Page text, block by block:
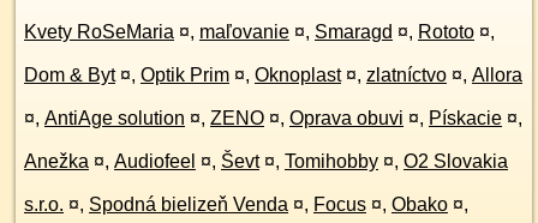
Kvety RoSeMaria ¤, maľovanie ¤, Smaragd ¤, Rototo ¤,
Dom & Byt ¤, Optik Prim ¤, Oknoplast ¤, zlatníctvo ¤, Allora
¤, AntiAge solution ¤, ZENO ¤, Oprava obuvi ¤, Pískacie ¤,
Anežka ¤, Audiofeel ¤, Ševt ¤, Tomihobby ¤, O2 Slovakia
s.r.o. ¤, Spodná bielizeň Venda ¤, Focus ¤, Obako ¤,